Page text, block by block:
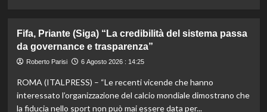
set
Storico
en
plein
Pellacani
agli
Europei
Fifa, Priante (Siga) “La credibilità del sistema passa
da governance e trasparenza”
Roberto Parisi 6 Agosto 2026 : 14:25
ROMA (ITALPRESS) – “Le recenti vicende che hanno
interessato l’organizzazione del calcio mondiale dimostrano che
la fiducia nello sport non può mai essere data per...